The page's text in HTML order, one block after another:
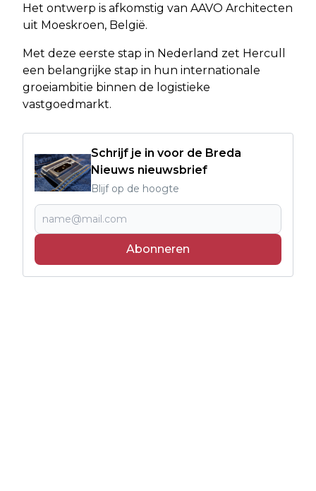
Het ontwerp is afkomstig van AAVO Architecten
uit Moeskroen, België.
Met deze eerste stap in Nederland zet Hercull
een belangrijke stap in hun internationale
groeiambitie binnen de logistieke
vastgoedmarkt.
Schrijf je in voor de Breda
Nieuws nieuwsbrief
Blijf op de hoogte
Abonneren